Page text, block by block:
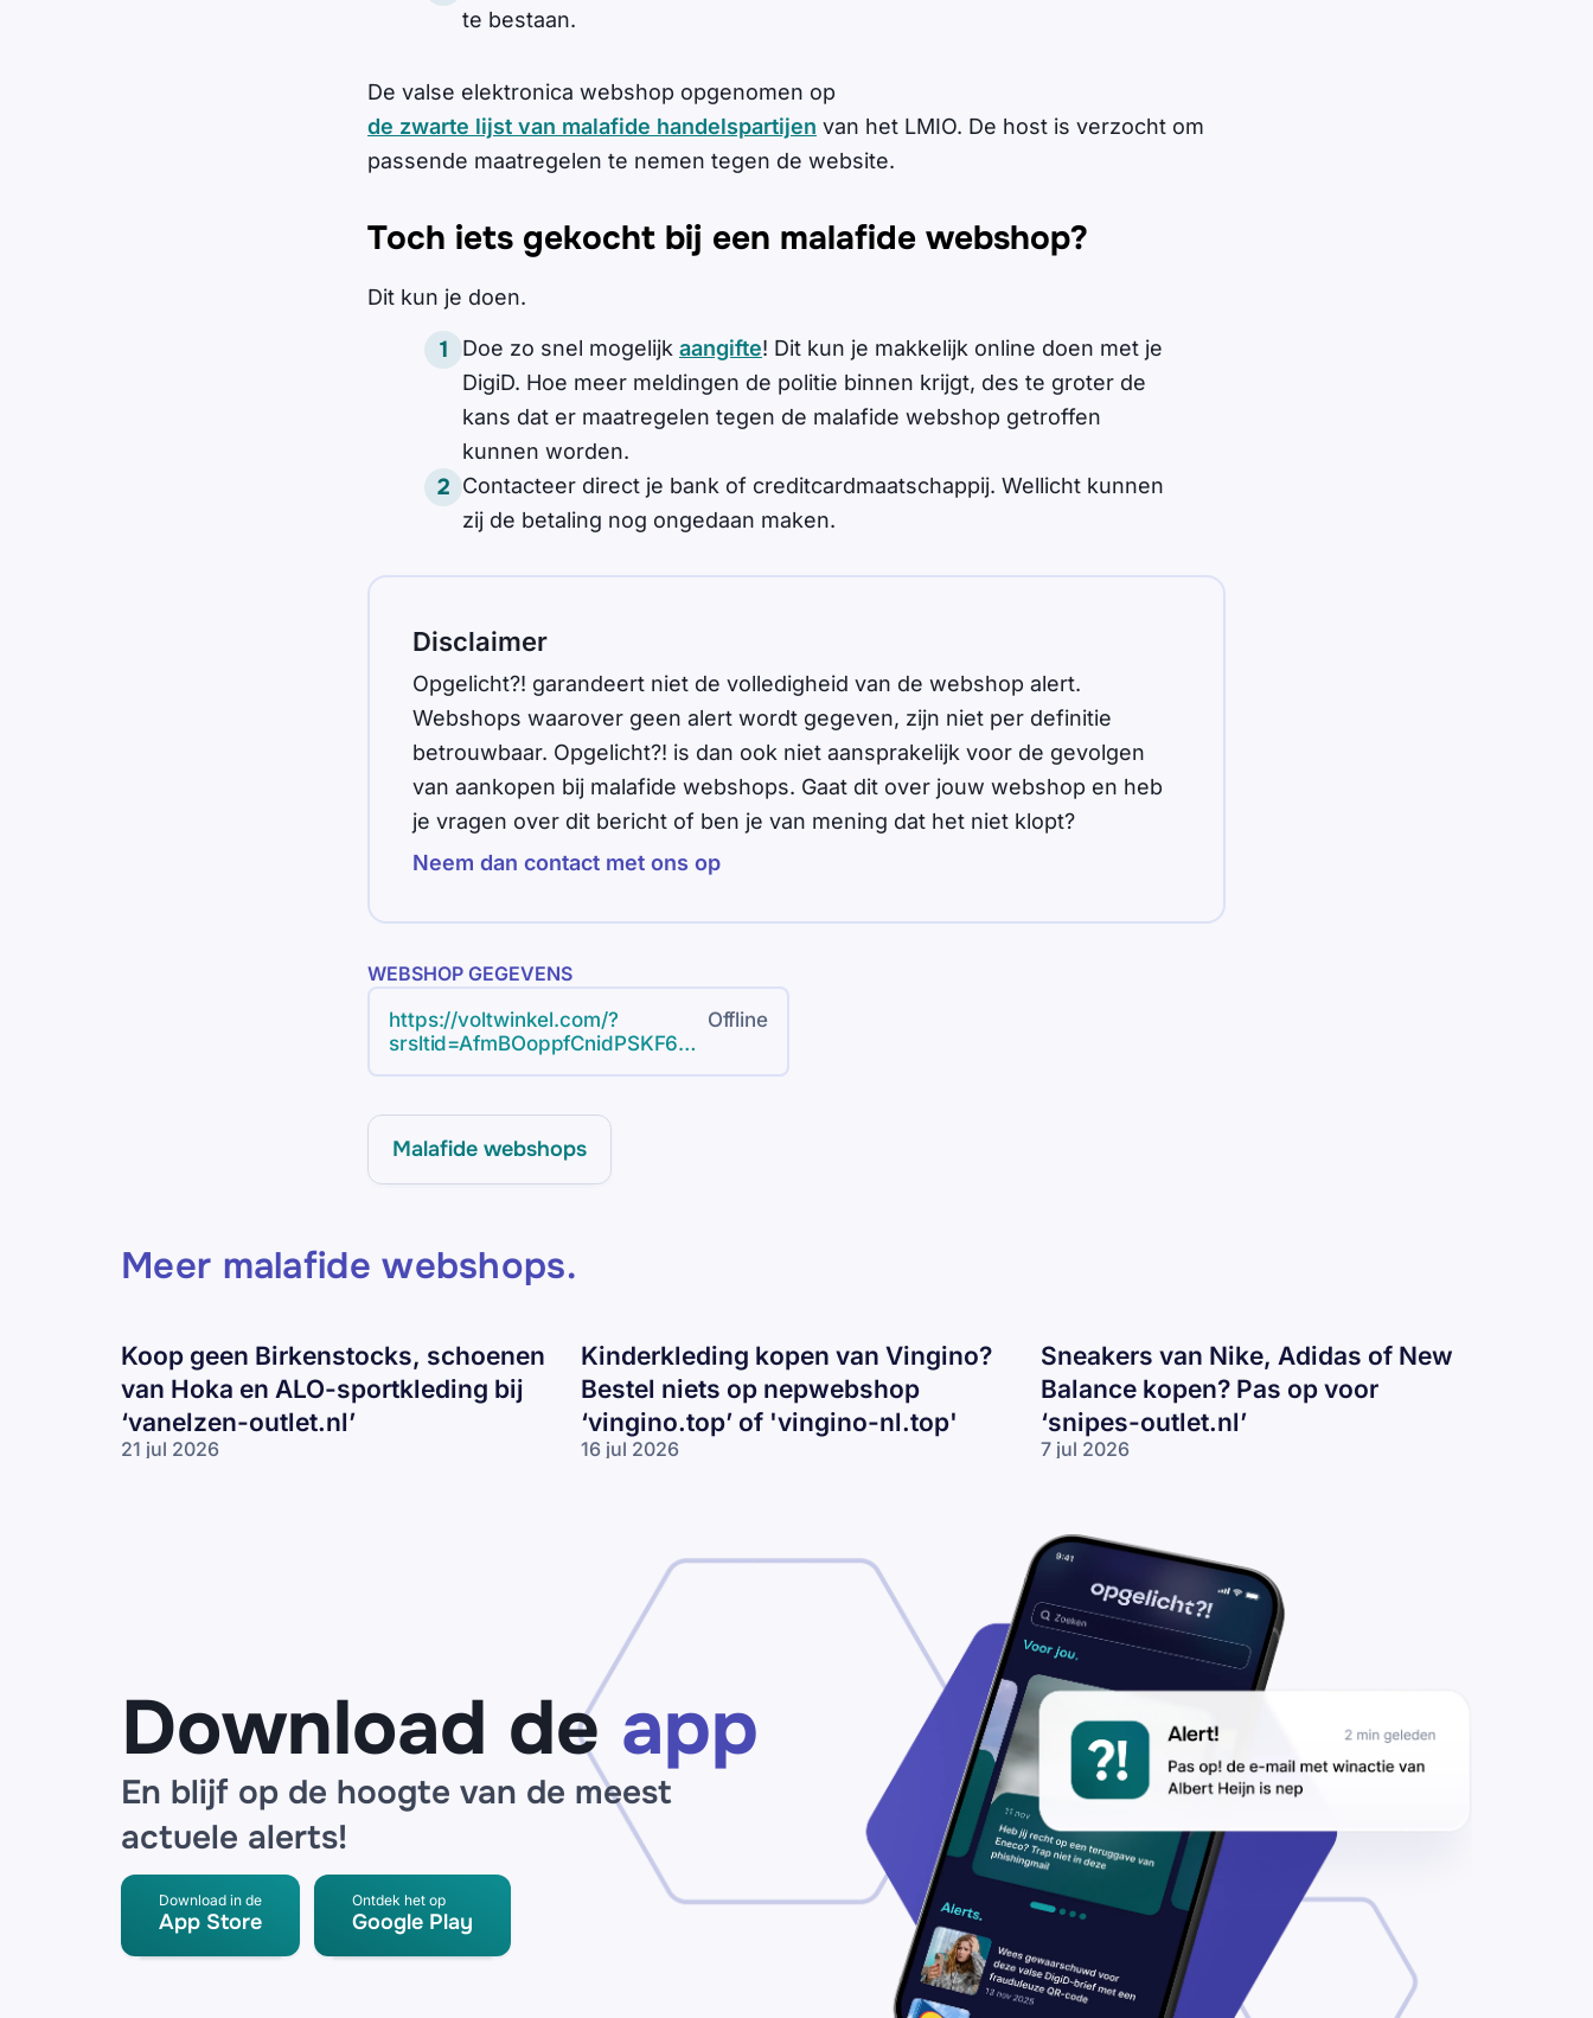
te bestaan.
De valse elektronica webshop opgenomen op
de zwarte lijst van malafide handelspartijen van het LMIO. De host is verzocht om
passende maatregelen te nemen tegen de website.
Toch iets gekocht bij een malafide webshop?
Dit kun je doen.
Doe zo snel mogelijk aangifte! Dit kun je makkelijk online doen met je
DigiD. Hoe meer meldingen de politie binnen krijgt, des te groter de
kans dat er maatregelen tegen de malafide webshop getroffen
kunnen worden.
Contacteer direct je bank of creditcardmaatschappij. Wellicht kunnen
zij de betaling nog ongedaan maken.
Disclaimer
Opgelicht?! garandeert niet de volledigheid van de webshop alert.
Webshops waarover geen alert wordt gegeven, zijn niet per definitie
betrouwbaar. Opgelicht?! is dan ook niet aansprakelijk voor de gevolgen
van aankopen bij malafide webshops. Gaat dit over jouw webshop en heb
je vragen over dit bericht of ben je van mening dat het niet klopt?
Neem dan contact met ons op
WEBSHOP GEGEVENS
https://voltwinkel.com/?
srsltid=AfmBOoppfCnidPSKF6A
Offline
Malafide webshops
Meer malafide webshops.
Koop geen Birkenstocks, schoenen
van Hoka en ALO-sportkleding bij
‘vanelzen-outlet.nl’
21 jul 2026
Kinderkleding kopen van Vingino?
Bestel niets op nepwebshop
‘vingino.top’ of 'vingino-nl.top'
16 jul 2026
nepwebshop
‘vingino.top’
of 'vingino-
nl.top'
Sneakers van Nike, Adidas of New
Balance kopen? Pas op voor
‘snipes-outlet.nl’
7 jul 2026
Adidas
of New
Balance
kopen?
Pas op
voor
‘snipes-
outlet.nl’
Download de app
En blijf op de hoogte van de meest
actuele alerts!
Download in de
App Store
Ontdek het op
Google Play